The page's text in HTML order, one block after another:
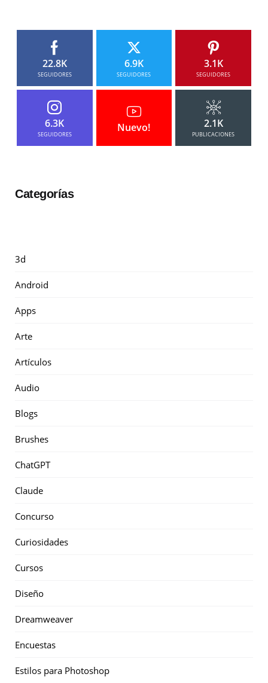
22.8K
SEGUIDORES
6.9K
SEGUIDORES
3.1K
SEGUIDORES
6.3K
SEGUIDORES
Nuevo! 2.1K
PUBLICACIONES
Categorías
3d
Android
Apps
Arte
Artículos
Audio
Blogs
Brushes
ChatGPT
Claude
Concurso
Curiosidades
Cursos
Diseño
Dreamweaver
Encuestas
Estilos para Photoshop